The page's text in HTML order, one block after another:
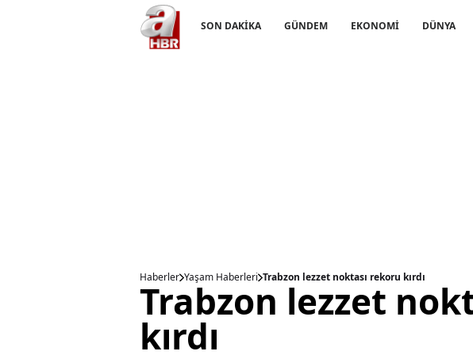
SON DAKİKA GÜNDEM EKONOMİ DÜNYA
Haberler Yaşam Haberleri Trabzon lezzet noktası rekoru kırdı
Trabzon lezzet
kırdı